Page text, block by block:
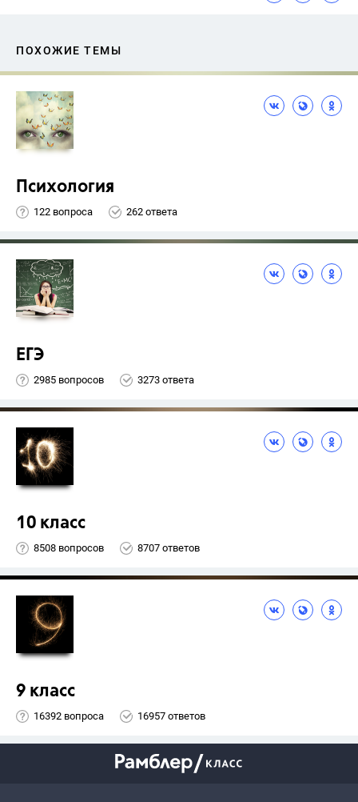
ПОХОЖИЕ ТЕМЫ
Психология
122 вопроса 262 ответа
ЕГЭ
2985 вопросов 3273 ответа
10 класс
8508 вопросов 8707 ответов
9 класс
16392 вопроса 16957 ответов